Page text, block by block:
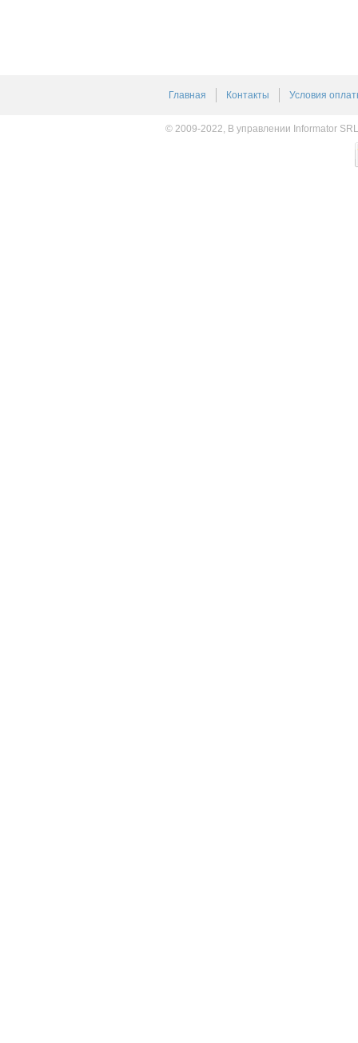
Главная Контакты Условия
© 2009-2022, В управлении Informator SRL